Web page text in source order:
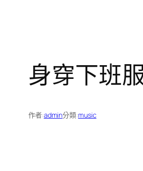
身穿下班
作者:admin分類:music